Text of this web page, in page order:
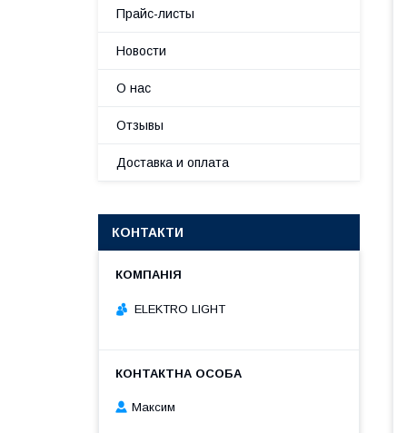
Прайс-листы
Новости
О нас
Отзывы
Доставка и оплата
КОНТАКТИ
ELEKTRO LIGHT
Максим